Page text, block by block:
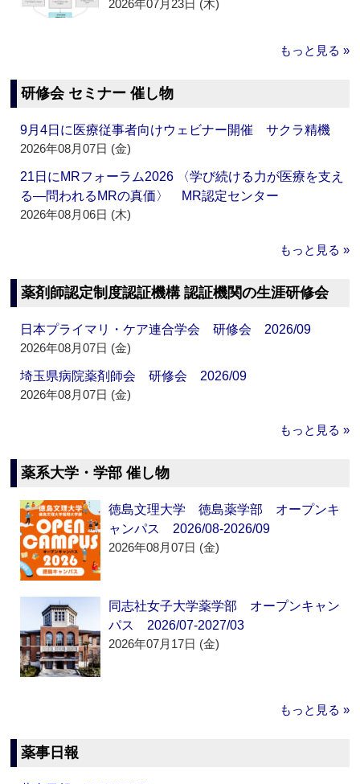
2026年07月23日 (木)
もっと見る »
研修会 セミナー 催し物
9月4日に医療従事者向けウェビナー開催 サクラ精機
2026年08月07日 (金)
21日にMRフォーラム2026 〈学び続ける力が医療を支え
る―問われるMRの真価〉 MR認定センター
2026年08月06日 (木)
もっと見る »
薬剤師認定制度認証機構 認証機関の生涯研修会
日本プライマリ・ケア連合学会 研修会 2026/09
2026年08月07日 (金)
埼玉県病院薬剤師会 研修会 2026/09
2026年08月07日 (金)
もっと見る »
薬系大学・学部 催し物
徳島文理大学 徳島薬学部 オープンキ
ャンパス 2026/08-2026/09
2026年08月07日 (金)
同志社女子大学薬学部 オープンキャン
パス 2026/07-2027/03
2026年07月17日 (金)
もっと見る »
薬事日報